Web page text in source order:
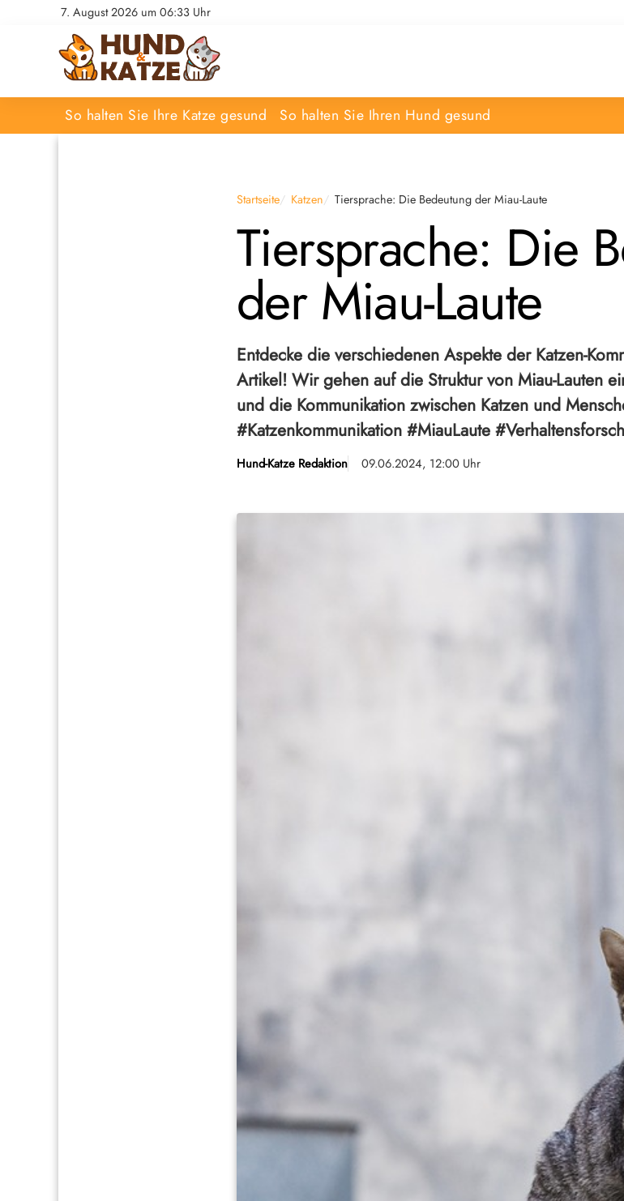
7. August 2026 um 06:33 Uhr
So halten Sie Ihre Katze gesund So halten Sie Ihren Hund gesund
Startseite Katzen Tiersprache: Die Bedeutung der Miau-Laute
Tiersprache: Die
der Miau-Laute
Entdecke die verschiedenen Aspekte der Katzen-
Artikel! Wir gehen auf die Struktur von Miau-Lauten
und die Kommunikation zwischen Katzen und
#Katzenkommunikation #MiauLaute
Hund-Katze Redaktion 09.06.2024, 12:00 Uhr